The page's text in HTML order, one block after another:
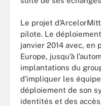
Le projet
pilote. Le
janvier 2014 avec,
Europe, jusqu’à
implantations du
d’impliquer les
déploiement de son
identités et des